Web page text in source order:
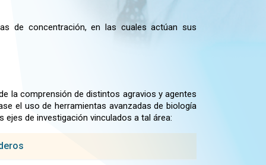
de concentración, en las cuales actúan sus
la comprensión de distintos agravios y agentes
el uso de herramientas avanzadas de biología
ejes de investigación vinculados a tal área: